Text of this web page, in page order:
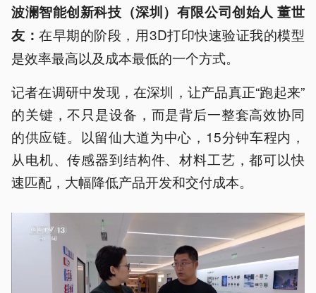
波澜智能创新科技（深圳）有限公司创始人 董世
友：在早期的阶段，用3D打印快速验证我的模型
是效率最高以及成本最低的一个方式。
记者在调研中发现，在深圳，让产品真正“跑起来”
的关键，不只是设备，而是背后一整套高效协同
的供应链。以留仙大道为中心，15分钟车程内，
从电机、传感器到结构件、材料工艺，都可以快
速匹配，大幅降低产品开发和交付成本。